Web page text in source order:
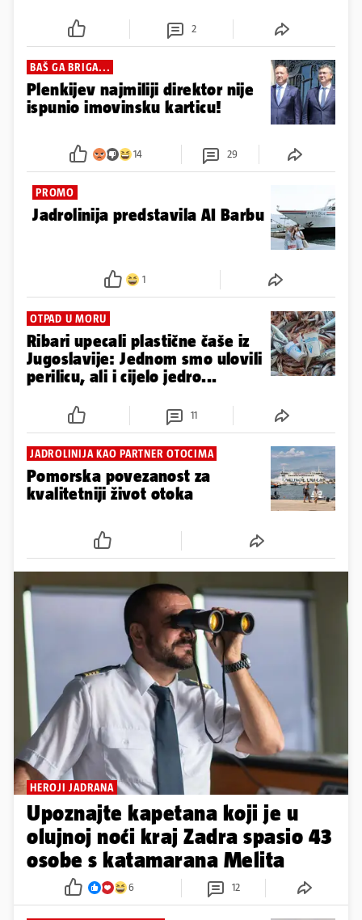
2
BAŠ GA BRIGA...
Plenkijev najmiliji direktor nije
ispunio imovinsku karticu!
14 29
PROMO
Jadrolinija predstavila AI Barbu
1
OTPAD U MORU
Ribari upecali plastične čaše iz
Jugoslavije: Jednom smo ulovili
perilicu, ali i cijelo jedro...
11
JADROLINIJA KAO PARTNER OTOCIMA
Pomorska povezanost za
kvalitetniji život otoka
HEROJI JADRANA
Upoznajte kapetana koji je u
olujnoj noći kraj Zadra spasio 43
osobe s katamarana Melita
6 12